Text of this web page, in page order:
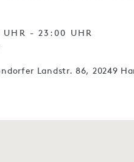
- 23:00 UHR
Landstr. 86, 20249